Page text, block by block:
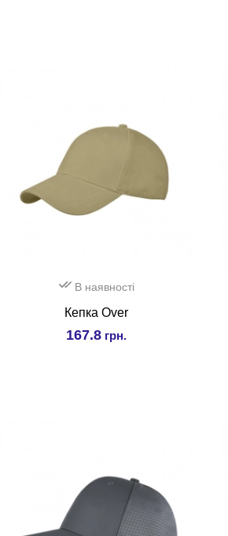
В наявності
Кепка Over
167.8 грн.